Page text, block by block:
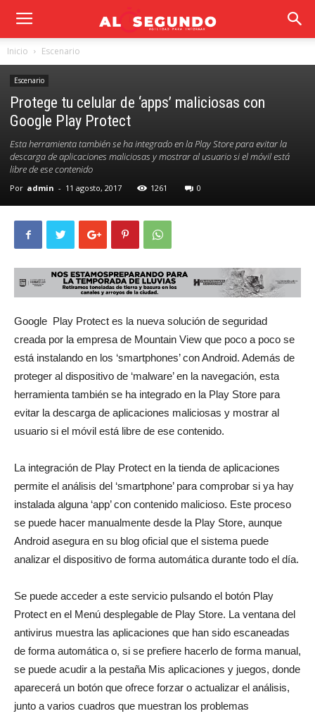
Inicio Escenario
Escenario
Protege tu celular de ‘apps’ maliciosas con
Google Play Protect
Esta herramienta también se ha integrado en la Play Store para evitar la
descarga de aplicaciones maliciosas y mostrar al usuario si el móvil está
libre de ese contenido
Por admin - 11 agosto, 2017 1261 0
Google Play Protect es la nueva solución de seguridad
creada por la empresa de Mountain View que poco a poco se
está instalando en los ‘smartphones’ con Android. Además de
proteger al dispositivo de ‘malware’ en la navegación, esta
herramienta también se ha integrado en la Play Store para
evitar la descarga de aplicaciones maliciosas y mostrar al
usuario si el móvil está libre de ese contenido.
La integración de Play Protect en la tienda de aplicaciones
permite el análisis del ‘smartphone’ para comprobar si ya hay
instalada alguna ‘app’ con contenido malicioso. Este proceso
se puede hacer manualmente desde la Play Store, aunque
Android asegura en su blog oficial que el sistema puede
analizar el dispositivo de forma automática durante todo el día.
Se puede acceder a este servicio pulsando el botón Play
Protect en el Menú desplegable de Play Store. La ventana del
antivirus muestra las aplicaciones que han sido escaneadas
de forma automática o, si se prefiere hacerlo de forma manual,
se puede acudir a la pestaña Mis aplicaciones y juegos, donde
aparecerá un botón que ofrece forzar o actualizar el análisis,
junto a varios cuadros que muestran los problemas